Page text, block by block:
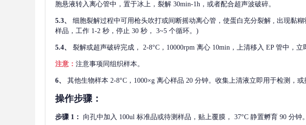
胞悬液转入离心管中，置于冰上，裂解 30min-1h，或者配合超声波破碎。
5.3、 细胞裂解过程中可用枪头吹打或间断摇动离心管，使蛋白充分裂解 , 出现黏糊
样品，工作 1-2 秒，停止 30 秒， 3~5 个循环。)
5.4、 裂解或超声破碎完成， 2-8°C，10000rpm 离心 10min，上清移入 EP 管中，
注意： 注意事项同组织样本。
6、 其他生物样本 2-8°C，1000×g 离心样品 20 分钟。收集上清液立即用于检测，
操作步骤：
步骤 1： 向孔中加入 100ul 标准品或待测样品，贴上覆膜， 37°C 静置孵育 90 分钟。